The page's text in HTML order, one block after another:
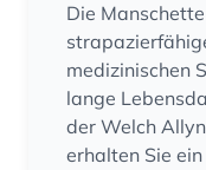
Die
medizinischen
lange
der Welch
erhalten Sie